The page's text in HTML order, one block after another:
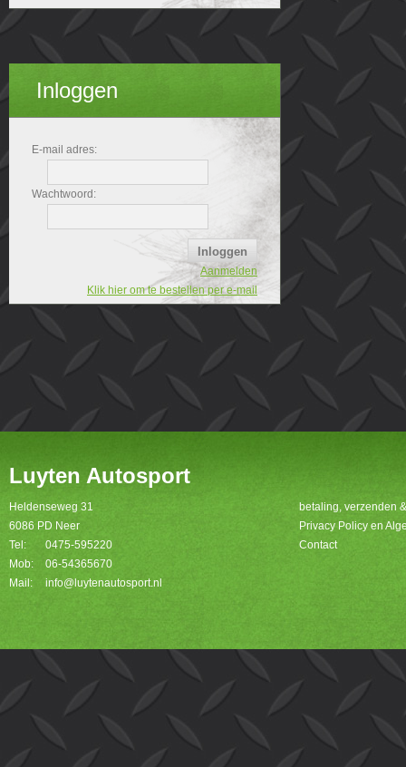
Inloggen
E-mail adres:
Wachtwoord:
Aanmelden
Klik hier om te bestellen per e-mail
Luyten Autosport
Heldenseweg 31
6086 PD Neer
Tel:
0475-595220
Mob:
06-54365670
Mail:
info@luytenautosport.nl
betaling, verzenden
Privacy Policy en
Contact